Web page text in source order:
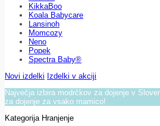
KikkaBoo
Koala Babycare
Lansinoh
Momcozy
Neno
Popek
Spectra Baby®
Novi izdelki Izdelki v akciji
Največja izbira modrčkov za dojenje v
za dojenje za vsako mamico!
Kategorija Hranjenje